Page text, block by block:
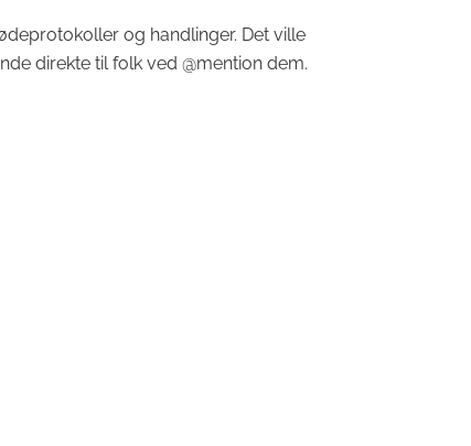
og handlinger. Det ville
direkte til folk ved @mention dem.